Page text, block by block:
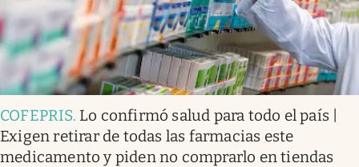
COFEPRIS. Lo confirmó salud para todo el país |
Exigen retirar de todas las farmacias este
medicamento y piden no comprarlo en tiendas